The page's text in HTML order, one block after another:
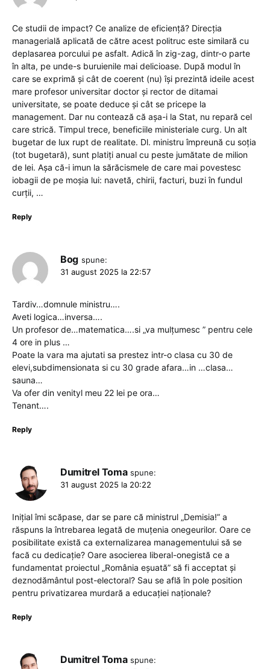
Ce studii de impact? Ce analize de eficiență? Direcția
managerială aplicată de către acest politruc este similară cu
deplasarea porcului pe asfalt. Adică în zig-zag, dintr-o parte
în alta, pe unde-s buruienile mai delicioase. După modul în
care se exprimă și cât de coerent (nu) își prezintă ideile acest
mare profesor universitar doctor și rector de ditamai
universitate, se poate deduce și cât se pricepe la
management. Dar nu contează că așa-i la Stat, nu repară cel
care strică. Timpul trece, beneficiile ministeriale curg. Un alt
bugetar de lux rupt de realitate. Dl. ministru împreună cu soția
(tot bugetară), sunt platiți anual cu peste jumătate de milion
de lei. Așa că-i imun la sărăcismele de care mai povestesc
iobagii de pe moșia lui: navetă, chirii, facturi, buzi în fundul
curții, …
Reply
Bog spune:
31 august 2025 la 22:57
Tardiv…domnule ministru….
Aveti logica…inversa….
Un profesor de…matematica….si „va mulțumesc ” pentru cele
4 ore in plus …
Poate la vara ma ajutati sa prestez intr-o clasa cu 30 de
elevi,subdimensionata si cu 30 grade afara…in …clasa…
sauna…
Va ofer din venityl meu 22 lei pe ora…
Tenant….
Reply
Dumitrel Toma spune:
31 august 2025 la 20:22
Inițial îmi scăpase, dar se pare că ministrul „Demisia!” a
răspuns la întrebarea legată de muțenia onegeurilor. Oare ce
posibilitate există ca externalizarea managementului să se
facă cu dedicație? Oare asocierea liberal-onegistă ce a
fundamentat proiectul „România eșuată” să fi acceptat și
deznodământul post-electoral? Sau se află în pole position
pentru privatizarea murdară a educației naționale?
Reply
Dumitrel Toma spune: